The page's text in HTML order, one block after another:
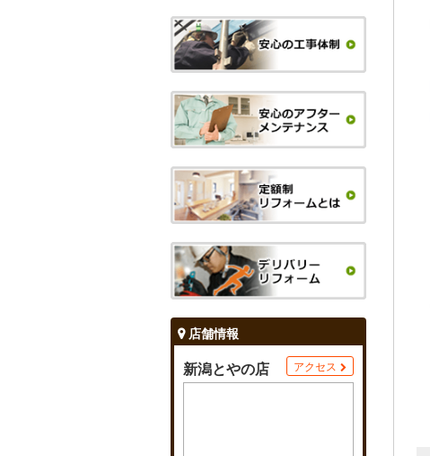
店舗情報
新潟とやの店 アクセス